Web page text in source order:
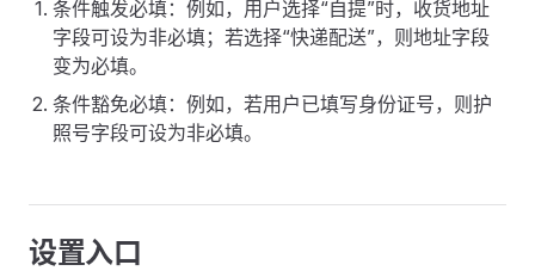
条件触发必填：例如，用户选择“自提”时，收货地址
字段可设为非必填；若选择“快递配送”，则地址字段
变为必填。
条件豁免必填：例如，若用户已填写身份证号，则护
照号字段可设为非必填。
设置入口